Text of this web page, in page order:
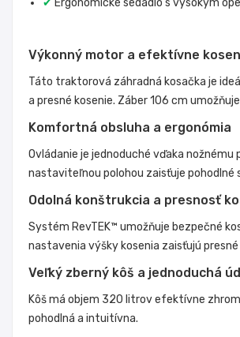
✔ Ergonomické sedadlo s vysokým
Výkonný motor a efektívne
Táto traktorová záhradná kosačka je
a presné kosenie. Záber 106 cm
Komfortná obsluha a ergonómia
Ovládanie je jednoduché vďaka
nastaviteľnou polohou zaisťuje pohodlné
Odolná konštrukcia a presnosť
Systém RevTEK™ umožňuje bezpečné
nastavenia výšky kosenia zaisťujú
Veľký zberný kôš a jednoduchá
Kôšmá objem 320 litrov efektívne
pohodlná a intuitívna.